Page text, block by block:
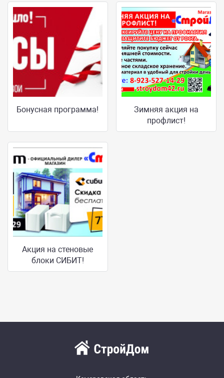
Бонусная программа!
Зимняя акция на
профлист!
Акция на стеновые
блоки СИБИТ!